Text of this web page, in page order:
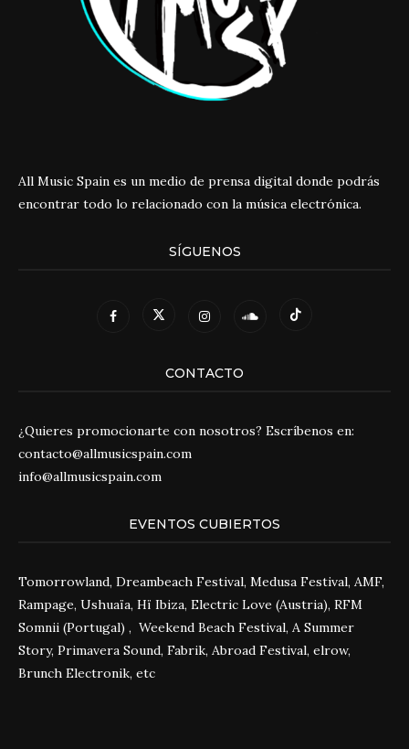
All Music Spain es un medio de prensa digital donde podrás
encontrar todo lo relacionado con la música electrónica.
SÍGUENOS
CONTACTO
¿Quieres promocionarte con nosotros? Escríbenos en:
contacto@allmusicspain.com
info@allmusicspain.com
EVENTOS CUBIERTOS
Tomorrowland, Dreambeach Festival, Medusa Festival, AMF,
Rampage, Ushuaïa, Hï Ibiza, Electric Love (Austria), RFM
Somnii (Portugal) , Weekend Beach Festival, A Summer
Story, Primavera Sound, Fabrik, Abroad Festival, elrow,
Brunch Electronik, etc